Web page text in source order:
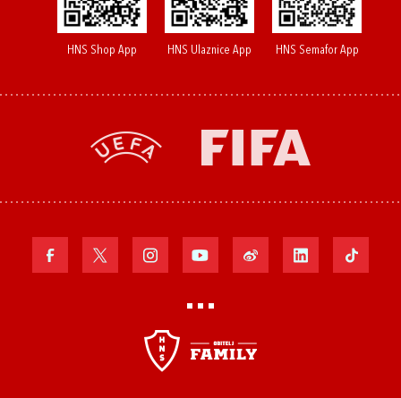
HNS Shop App HNS Ulaznice App HNS Semafor App